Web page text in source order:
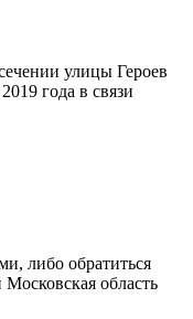
улицы Героев
года в связи
либо обратиться
область